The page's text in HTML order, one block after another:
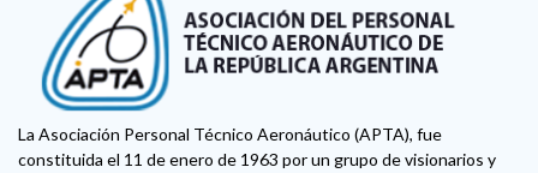
La Asociación Personal Técnico Aeronáutico (APTA), fue
constituida el 11 de enero de 1963 por un grupo de visionarios y